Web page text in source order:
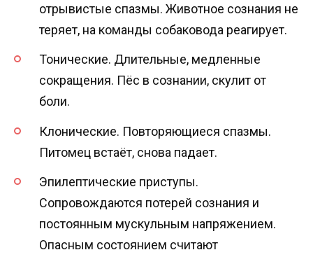
отрывистые спазмы. Животное сознания не
теряет, на команды собаковода реагирует.
Тонические. Длительные, медленные
сокращения. Пёс в сознании, скулит от
боли.
Клонические. Повторяющиеся спазмы.
Питомец встаёт, снова падает.
Эпилептические приступы.
Сопровождаются потерей сознания и
постоянным мускульным напряжением.
Опасным состоянием считают